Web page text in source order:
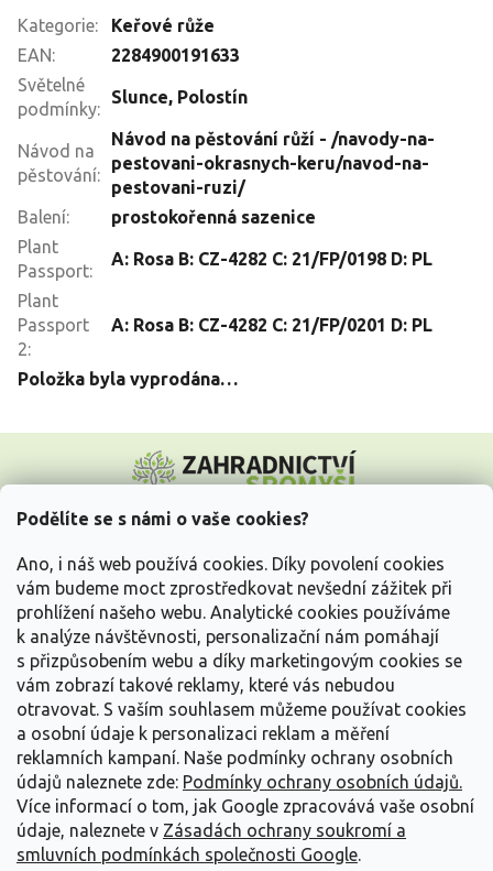
Podělíte se s námi o vaše cookies?
Ano, i náš web používá cookies. Díky povolení cookies
vám budeme moct zprostředkovat nevšední zážitek při
prohlížení našeho webu. Analytické cookies používáme
k analýze návštěvnosti, personalizační nám pomáhají
s přizpůsobením webu a díky marketingovým cookies se
vám zobrazí takové reklamy, které vás nebudou
otravovat. S vaším souhlasem můžeme používat cookies
a osobní údaje k personalizaci reklam a měření
reklamních kampaní. Naše podmínky ochrany osobních
údajů naleznete zde: Podmínky ochrany osobních údajů.
Více informací o tom, jak Google zpracovává vaše osobní
údaje, naleznete v Zásadách ochrany soukromí a
smluvních podmínkách společnosti Google.
Kategorie:
Keřové růže
EAN:
2284900191633
Světelné
podmínky:
Slunce, Polostín
Návod na
pěstování:
Návod na pěstování růží - /navody-na-
pestovani-okrasnych-keru/navod-na-
pestovani-ruzi/
Balení:
prostokořenná sazenice
Plant
Passport:
A: Rosa B: CZ-4282 C: 21/FP/0198 D: PL
Plant
Passport
2:
A: Rosa B: CZ-4282 C: 21/FP/0201 D: PL
Položka byla vyprodána…
p
Vše o nákupu
Informace pro Vás
Kontakujte nás